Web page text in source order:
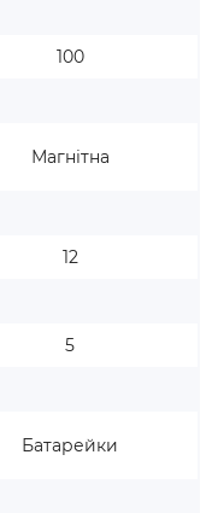
100
Магнітна
12
5
Батарейки